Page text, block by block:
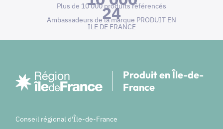
Plus de 10 000 produits référencés
24
Ambassadeurs de la marque PRODUIT EN
ILE DE FRANCE
Produit en Île-de-
France
Conseil régional d'Île-de-France